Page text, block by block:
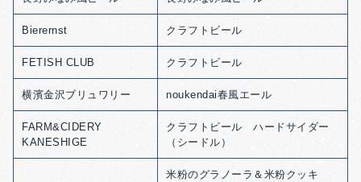
Bierernst クラフトビール
FETISH CLUB クラフトビール
横濱金沢ブリュワリー noukendai春風エール
FARM&CIDERY
KANESHIGE
クラフトビール ハードサイダー
（シードル）
米粉のグラノーラ＆米粉クッキ